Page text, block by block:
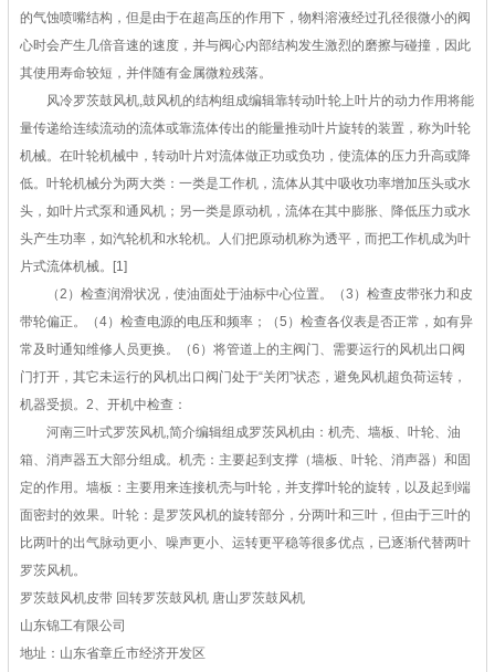
的气蚀喷嘴结构，但是由于在超高压的作用下，物料溶液经过孔径很微小的阀
心时会产生几倍音速的速度，并与阀心内部结构发生激烈的磨擦与碰撞，因此
其使用寿命较短，并伴随有金属微粒残落。
风冷罗茨鼓风机,鼓风机的结构组成编辑靠转动叶轮上叶片的动力作用将能
量传递给连续流动的流体或靠流体传出的能量推动叶片旋转的装置，称为叶轮
机械。在叶轮机械中，转动叶片对流体做正功或负功，使流体的压力升高或降
低。叶轮机械分为两大类：一类是工作机，流体从其中吸收功率增加压头或水
头，如叶片式泵和通风机；另一类是原动机，流体在其中膨胀、降低压力或水
头产生功率，如汽轮机和水轮机。人们把原动机称为透平，而把工作机成为叶
片式流体机械。[1]
（2）检查润滑状况，使油面处于油标中心位置。（3）检查皮带张力和皮
带轮偏正。（4）检查电源的电压和频率；（5）检查各仪表是否正常，如有异
常及时通知维修人员更换。（6）将管道上的主阀门、需要运行的风机出口阀
门打开，其它未运行的风机出口阀门处于“关闭”状态，避免风机超负荷运转，
机器受损。2、开机中检查：
河南三叶式罗茨风机,简介编辑组成罗茨风机由：机壳、墙板、叶轮、油
箱、消声器五大部分组成。机壳：主要起到支撑（墙板、叶轮、消声器）和固
定的作用。墙板：主要用来连接机壳与叶轮，并支撑叶轮的旋转，以及起到端
面密封的效果。叶轮：是罗茨风机的旋转部分，分两叶和三叶，但由于三叶的
比两叶的出气脉动更小、噪声更小、运转更平稳等很多优点，已逐渐代替两叶
罗茨风机。
罗茨鼓风机皮带 回转罗茨鼓风机 唐山罗茨鼓风机
山东锦工有限公司
地址：山东省章丘市经济开发区